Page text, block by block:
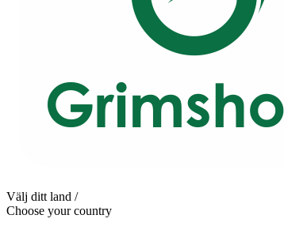
Välj ditt land /
Choose your country